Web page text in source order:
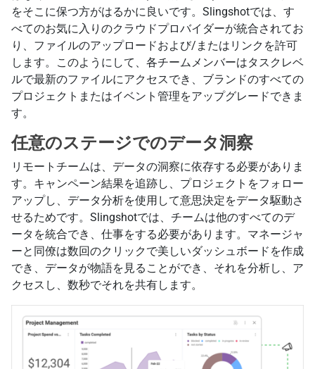
をそこに保つ方がはるかに良いです。Slingshotでは、す
べてのお気に入りのクラウドプロバイダーが統合されてお
り、ファイルのアップロードおよび/またはリンクを許可
します。このようにして、各チームメンバーはタスクレベ
ルで最新のファイルにアクセスでき、ブランドのすべての
プロジェクトまたはイベント管理をアップグレードできま
す。
任意のステージでのデータ洞察
リモートチームは、データの洞察に依存する必要がありま
す。キャンペーン結果を追跡し、プロジェクトをフォロー
アップし、データ分析を使用して意思決定をデータ駆動さ
せるためです。Slingshotでは、チームは他のすべてのデ
ータを統合でき、仕事をする必要があります。マネージャ
ーと同僚は数回のクリックで美しいダッシュボードを作成
でき、データが物語を見ることができ、それを分析し、ア
クセスし、数秒でそれを共有します。